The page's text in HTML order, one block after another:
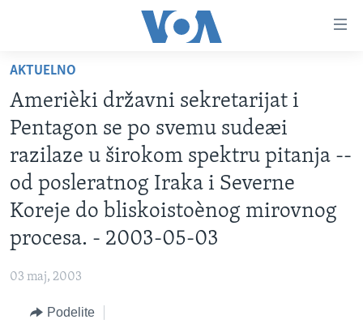
glavni
sadržaj
Idi
na
glavnu
navigaciju
Idi
na
pretragu
NASLOVNA
AMERIKA
BALKAN
GLOBALNE TEME
EKONOMIJA
KULTURA
TV PROGRAM
OTVORENI STUDIO
IZ AMERIKE
Learning English
Jezici
AKTUELNO
Amerièki državni sekretarijat i
Pentagon se po svemu sudeæi
razilaze u širokom spektru pitanja --
od posleratnog Iraka i Severne
Koreje do bliskoistoènog mirovnog
procesa. - 2003-05-03
03 maj, 2003
Podelite